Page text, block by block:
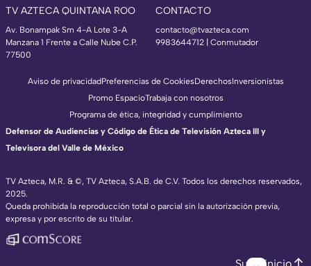
TV AZTECA QUINTANA ROO
Av. Bonampak Sm 4-A Lote 3-A
Manzana 1 Frente a Calle Nube C.P.
77500
CONTACTO
contacto@tvazteca.com
9983644712 | Conmutador
TV Azteca, M.R. & ©, TV Azteca, S.A.B. de C.V. Todos los derechos reservados,
2025.
Queda prohibida la reproducción total o parcial sin la autorización previa,
expresa y por escrito de su titular.
Aviso de privacidadPreferencias de CookiesDerechosInversionistas
Promo EspacioTrabaja con nosotros
Programa de ética, integridad y cumplimiento
Defensor de Audiencias y Código de Ética de Televisión Azteca III y
Televisora del Valle de México